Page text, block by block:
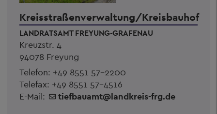
Kreisstraßenverwaltung/Kreisbauhof
LANDRATSAMT FREYUNG-GRAFENAU
Kreuzstr. 4
94078 Freyung
Telefon: +49 8551 57-2200
Telefax: +49 8551 57-4516
E-Mail:
tiefbauamt@landkreis-frg.de